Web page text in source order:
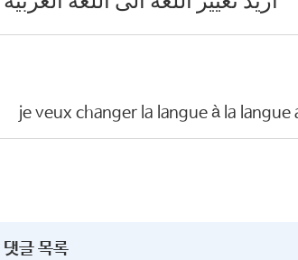
je veux changer la langue à la langue
댓글 목록